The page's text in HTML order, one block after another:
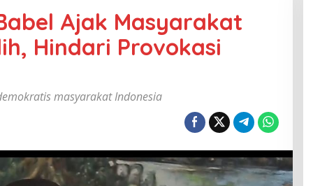
Ajak Masyarakat
Hindari Provokasi
masyarakat Indonesia